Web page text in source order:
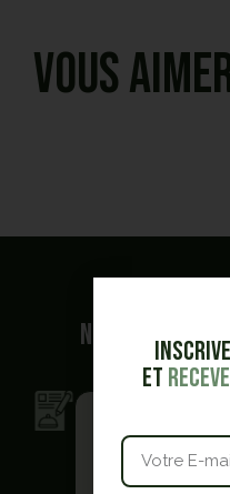
Vous
Nous vous
un devis
en toute
et